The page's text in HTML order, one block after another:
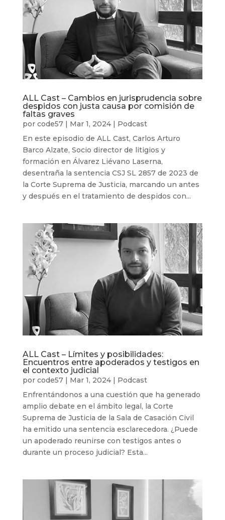
ALL Cast – Cambios en jurisprudencia sobre
despidos con justa causa por comisión de
faltas graves
por code57| Mar 1, 2024| Podcast
En este episodio de ALL Cast, Carlos Arturo
Barco Alzate, Socio director de litigios y
formación en Álvarez Liévano Laserna,
desentraña la sentencia CSJ SL 2857 de 2023 de
la Corte Suprema de Justicia, marcando un antes
y después en el tratamiento de despidos con...
ALL Cast – Límites y posibilidades:
Encuentros entre apoderados y testigos en
el contexto judicial
por code57| Mar 1, 2024| Podcast
Enfrentándonos a una cuestión que ha generado
amplio debate en el ámbito legal, la Corte
Suprema de Justicia de la Sala de Casación Civil
ha emitido una sentencia esclarecedora. ¿Puede
un apoderado reunirse con testigos antes o
durante un proceso judicial? Esta...